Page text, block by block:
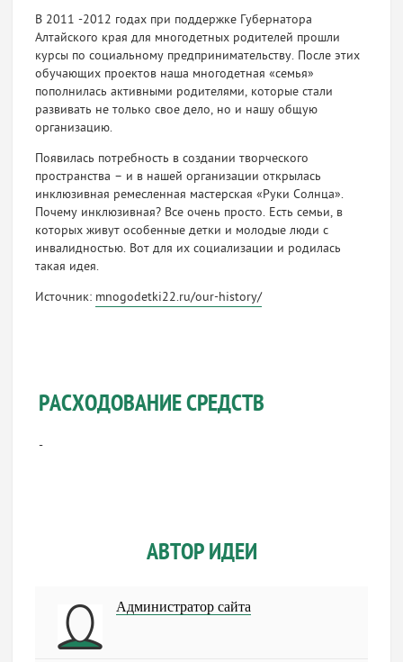
В 2011 -2012 годах при поддержке Губернатора
Алтайского края для многодетных родителей прошли
курсы по социальному предпринимательству. После этих
обучающих проектов наша многодетная «семья»
пополнилась активными родителями, которые стали
развивать не только свое дело, но и нашу общую
организацию.
Появилась потребность в создании творческого
пространства – и в нашей организации открылась
инклюзивная ремесленная мастерская «Руки Солнца».
Почему инклюзивная? Все очень просто. Есть семьи, в
которых живут особенные детки и молодые люди с
инвалидностью. Вот для их социализации и родилась
такая идея.
Источник: mnogodetki22.ru/our-history/
РАСХОДОВАНИЕ СРЕДСТВ
-
АВТОР ИДЕИ
Администратор сайта